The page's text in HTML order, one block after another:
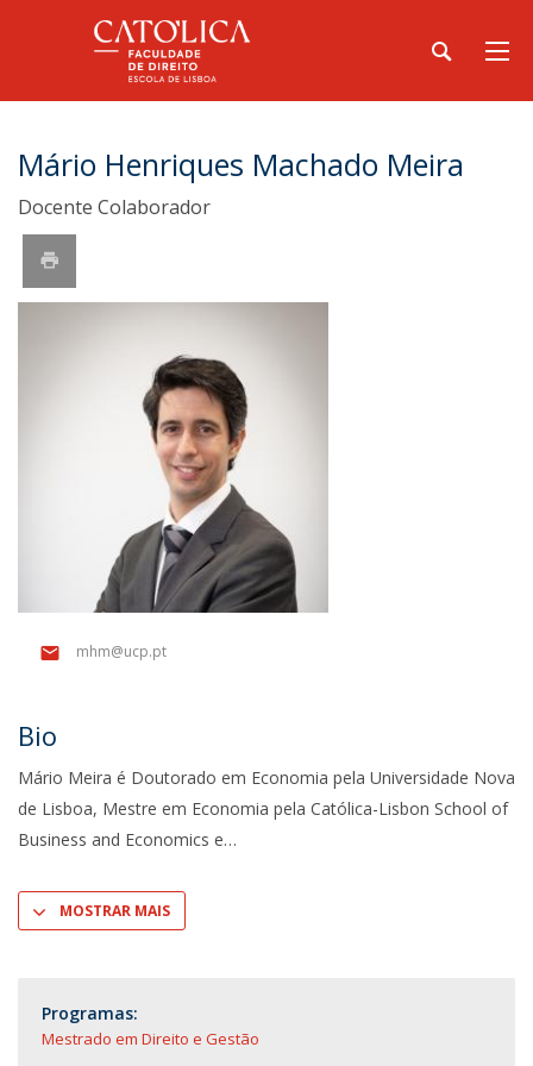
Mário Henriques Machado Meira
Docente Colaborador
mhm@ucp.pt
Bio
Mário Meira é Doutorado em Economia pela Universidade Nova
de Lisboa, Mestre em Economia pela Católica-Lisbon School of
Business and Economics e
MOSTRAR MAIS
Programas:
Mestrado em Direito e Gestão